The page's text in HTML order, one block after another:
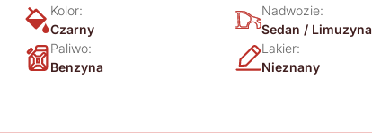
Kolor:
Czarny
Nadwozie:
Sedan / Limuzyna
Paliwo:
Benzyna
Lakier:
Nieznany